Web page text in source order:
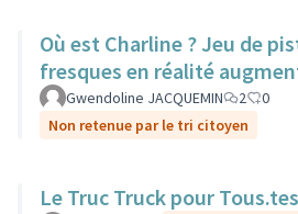
Où est Charline ? Jeu de
fresques en réalité
Gwendoline JACQUEMIN 2
0
Non retenue par le tri citoyen
Le Truc Truck pour Tous.tes